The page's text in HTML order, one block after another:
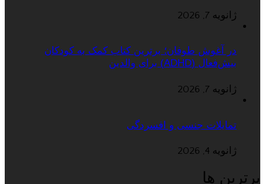
ژانویه 7, 2026
در آغوش طوفان؛ برترین کتاب کمک به کودکان
بیش‌فعال (ADHD) برای والدین
ژانویه 7, 2026
تمایلات جنسی و افسردگی
ژانویه 4, 2026
برترین ها